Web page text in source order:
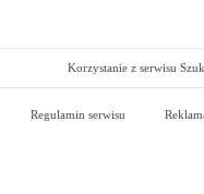
Korzystanie z serwisu
Regulamin serwisu